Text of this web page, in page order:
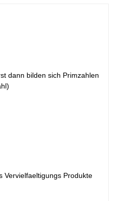
dann bilden sich Primzahlen
Vervielfaeltigungs Produkte